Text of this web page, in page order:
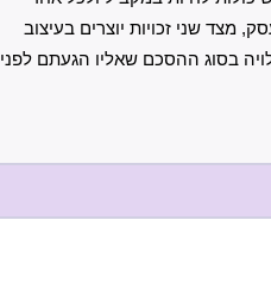
מצד שני זכויות יוצרים בעיצוב
בסוג ההסכם שאליו הגעתם לפני